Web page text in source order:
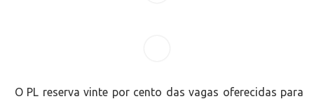
O PL reserva vinte por cento das vagas oferecidas para